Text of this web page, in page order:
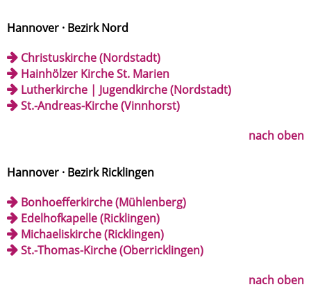
Hannover · Bezirk Nord
Christuskirche (Nordstadt)
Hainhölzer Kirche St. Marien
Lutherkirche | Jugendkirche (Nordstadt)
St.-Andreas-Kirche (Vinnhorst)
nach oben
Hannover · Bezirk Ricklingen
Bonhoefferkirche (Mühlenberg)
Edelhofkapelle (Ricklingen)
Michaeliskirche (Ricklingen)
St.-Thomas-Kirche (Oberricklingen)
nach oben